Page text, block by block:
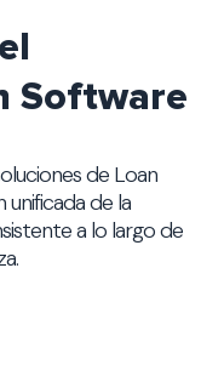
Software
de Loan
de la
a lo largo de